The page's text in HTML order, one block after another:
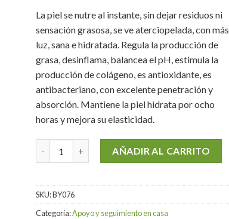
La piel se nutre al instante, sin dejar residuos ni
sensación grasosa, se ve aterciopelada, con más
luz, sana e hidratada. Regula la producción de
grasa, desinflama, balancea el pH, estimula la
producción de colágeno, es antioxidante, es
antibacteriano, con excelente penetración y
absorción. Mantiene la piel hidrata por ocho
horas y mejora su elasticidad.
Suero Liposomado cantidadAÑADIR AL CARRITO
SKU:BY076
Categoría:Apoyo y seguimiento en casa